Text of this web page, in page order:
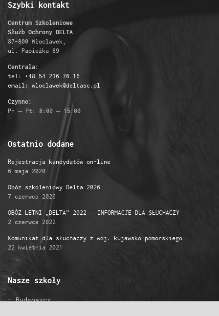
Szybki kontakt
Centrum Szkoleniowe
Służb Ochrony DELTA
87-800 Włocławek,
ul. Papieżka 89
Centrala:
tel: +48 54 236 76 16
email: wloclawek@deltasc.pl
Czynne:
Pn – Pt: 8:00 – 15:00
Ostatnio dodane
Rejestracja kandydatów on-line
6 maja 2020
Obóz szkoleniowy Delta 2026
7 czerwca 2026
OBÓZ LETNI „DELTA” 2022 – INFORMACJE DLA SŁUCHACZY
2 czerwca 2022
Komunikat dla słuchaczy z woj. kujawsko-pomorskiego
22 kwietnia 2021
Nasze szkoły
Bydgoszcz